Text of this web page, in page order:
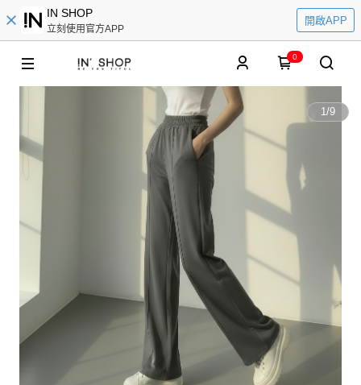
IN SHOP
立刻使用官方APP
開啟APP
0
1/9